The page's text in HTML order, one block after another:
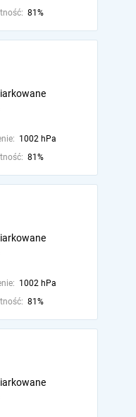
81%
1002 hPa
81%
1002 hPa
81%